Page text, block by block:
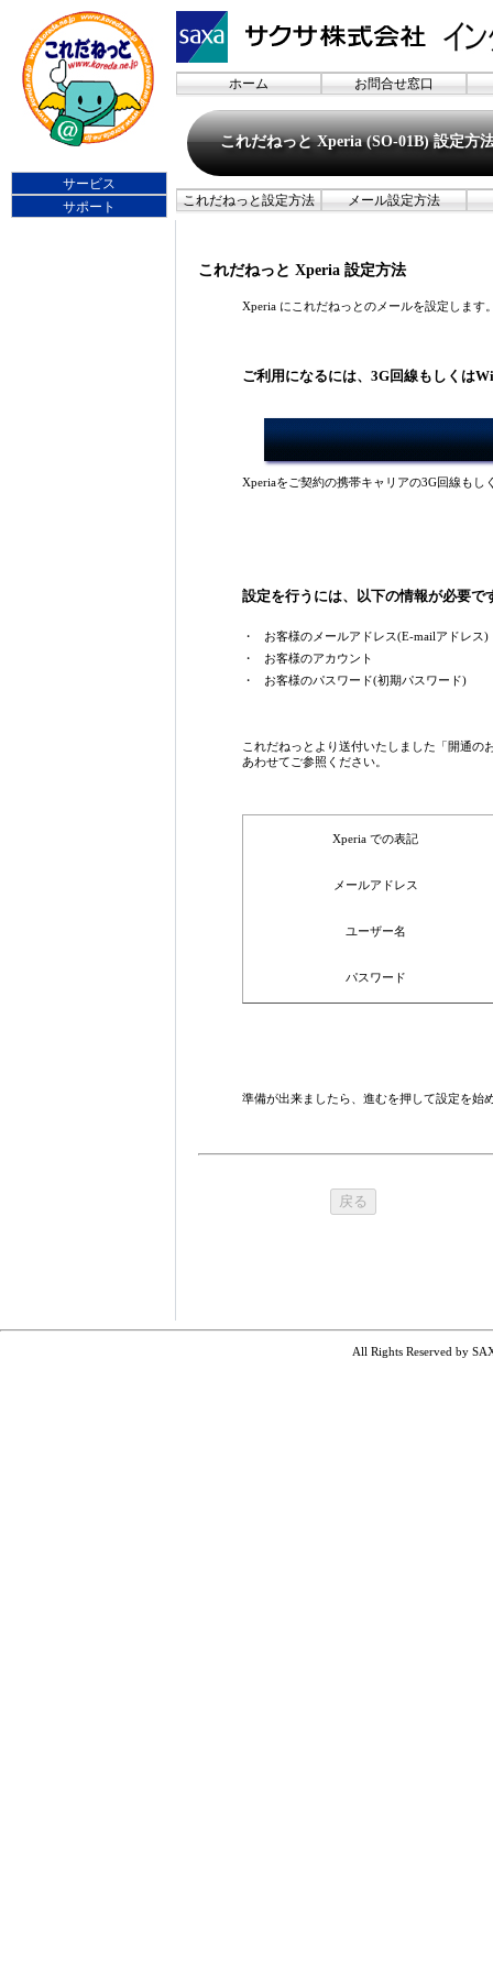
ホーム お問合せ窓口
これだねっと Xperia (SO-01B) 設定方
これだねっと設定方法 メール設定方法
これだねっと Xperia 設定方法
Xperia にこれだねっとのメールを設定します
ご利用になるには、3G回線もしくは
Xperiaをご契約の携帯キャリアの3G回線も
設定を行うには、以下の情報が必要で
・
お客様のメールアドレス(E-mailアドレス)
・
お客様のアカウント
・
お客様のパスワード(初期パスワード)
これだねっとより送付いたしました「開通
あわせてご参照ください。
Xperia での表記
メールアドレス
ユーザー名
パスワード
準備が出来ましたら、進むを押して設定を始
サービス
サポート
All Rights Reserved by